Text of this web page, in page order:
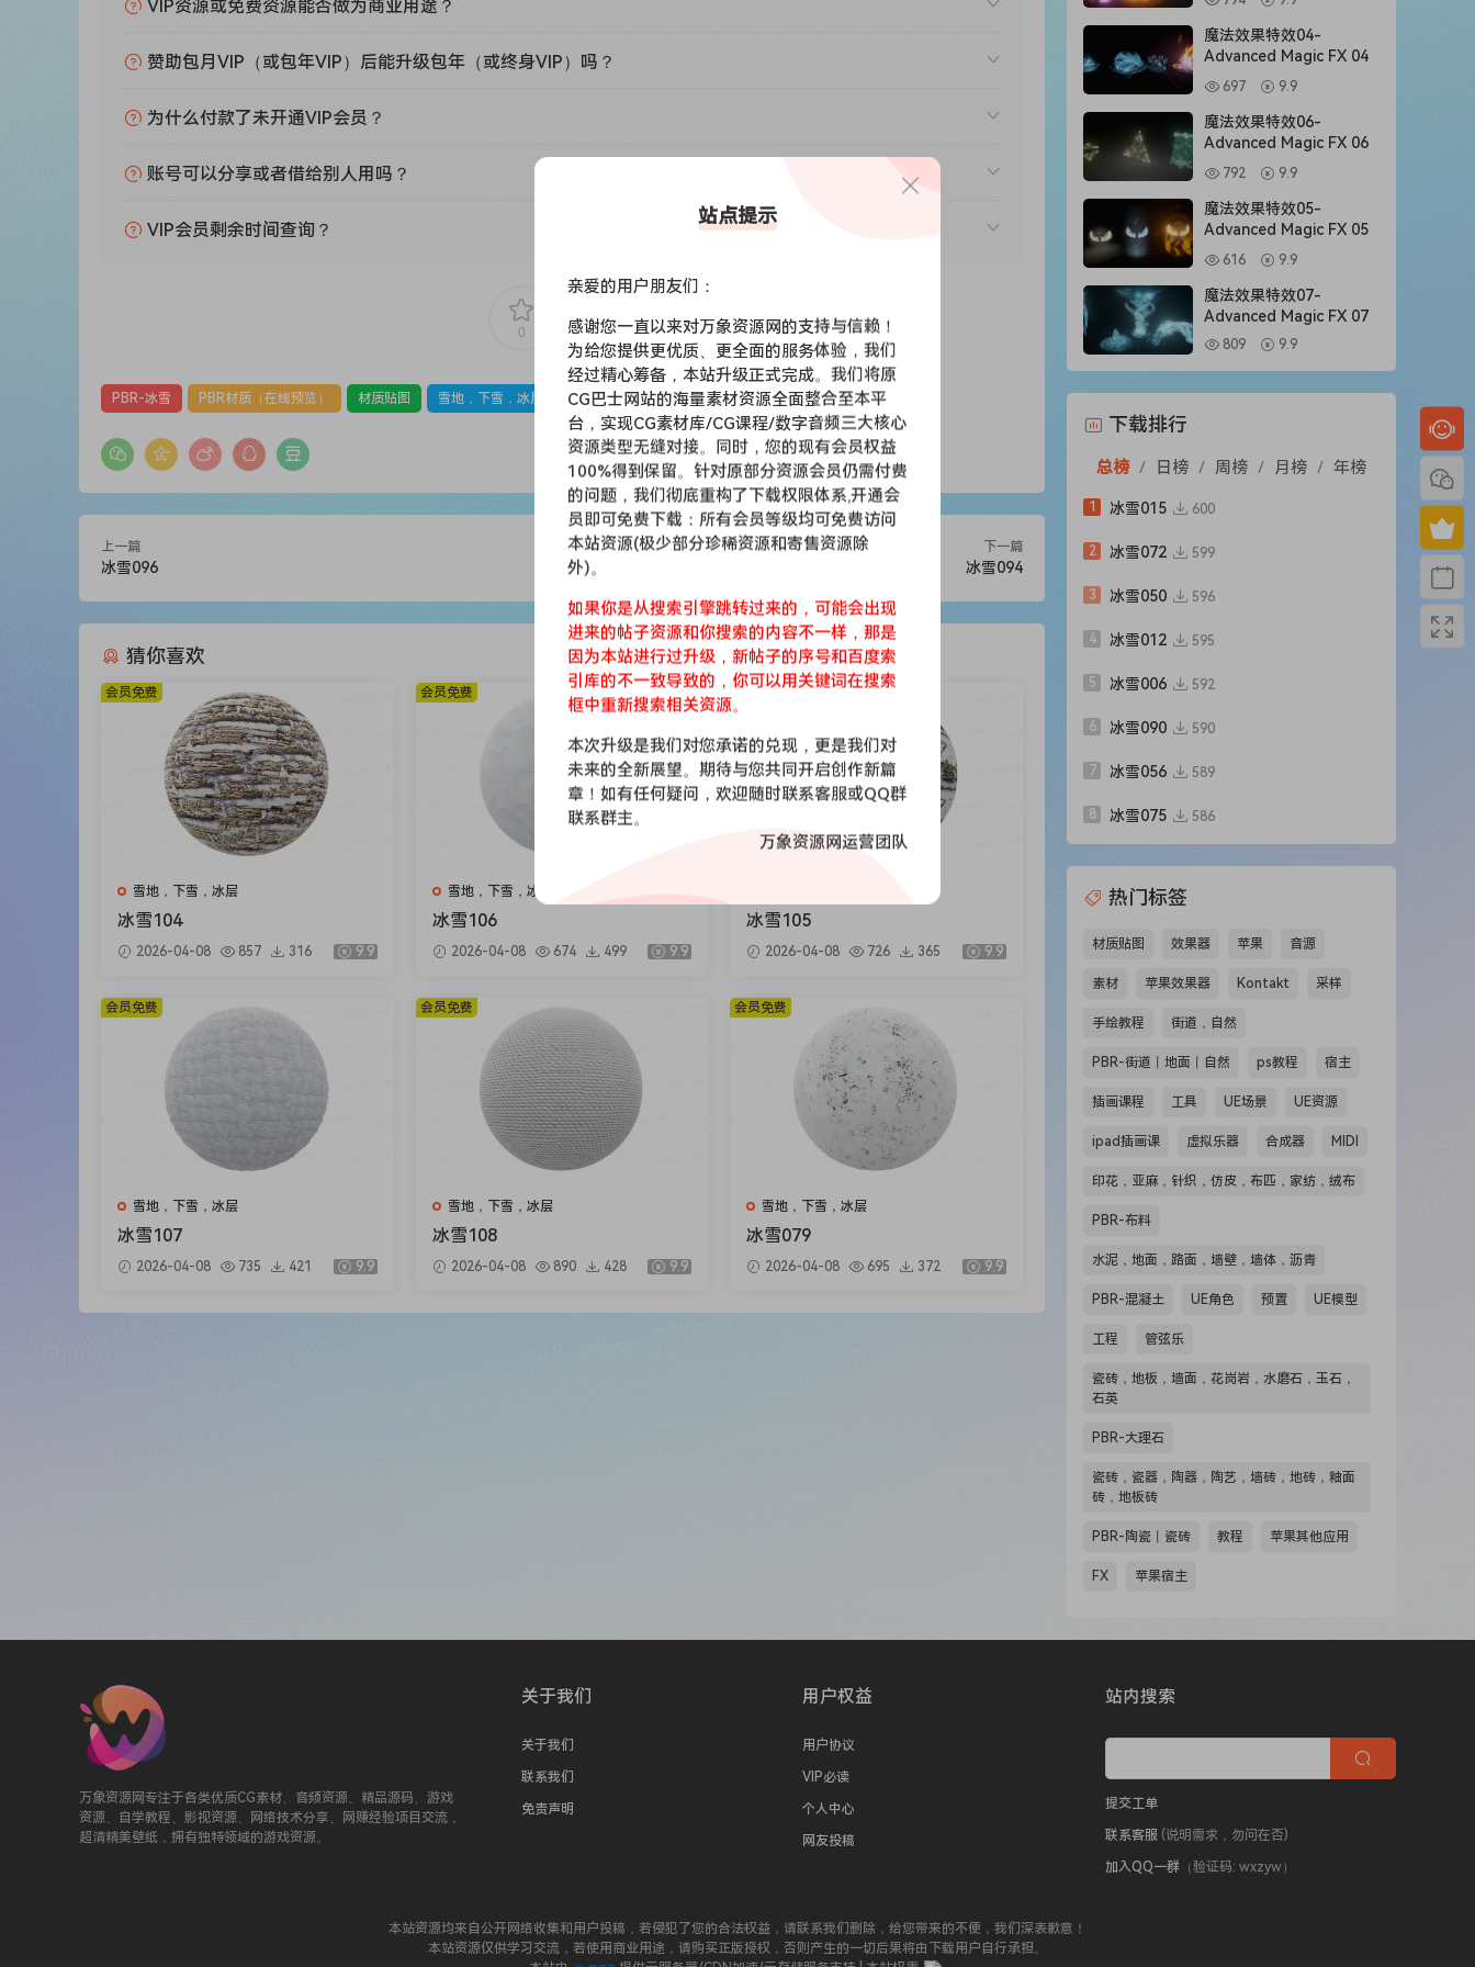
VIP资源或免费资源能否做为商业用途？
赞助包月VIP（或包年VIP）后能升级包年（或终身VIP）吗？
为什么付款了未开通VIP会员？
账号可以分享或者借给别人用吗？
VIP会员剩余时间查询？
0 0
PBR-冰雪 PBR材质（在线预览） 材质贴图 雪地，下雪，冰层
上一篇
冰雪096
下一篇
冰雪094
猜你喜欢
雪地，下雪，冰层
冰雪104
2026-04-08 857 316 9.9
会员免费
雪地，下雪，冰层
冰雪106
2026-04-08 674 499 9.9
会员免费
冰雪105
2026-04-08 726 365 9.9
会员免费
雪地，下雪，冰层
冰雪107
2026-04-08 735 421 9.9
会员免费
雪地，下雪，冰层
冰雪108
2026-04-08 890 428 9.9
会员免费
雪地，下雪，冰层
冰雪079
2026-04-08 695 372 9.9
会员免费
魔法效果特效04-
Advanced Magic FX 04
697 9.9
魔法效果特效06-
Advanced Magic FX 06
792 9.9
魔法效果特效05-
Advanced Magic FX 05
616 9.9
魔法效果特效07-
Advanced Magic FX 07
809 9.9
下载排行
总榜 / 日榜 / 周榜 / 月榜 / 年榜
1 冰雪015 600
2 冰雪072 599
3 冰雪050 596
4 冰雪012 595
5 冰雪006 592
6 冰雪090 590
7 冰雪056 589
8 冰雪075 586
热门标签
材质贴图 效果器 苹果 音源
素材 苹果效果器 Kontakt 采样
手绘教程 街道，自然
PBR-街道丨地面丨自然 ps教程 宿主
插画课程 工具 UE场景 UE资源
ipad插画课 虚拟乐器 合成器 MIDI
印花，亚麻，针织，仿皮，布匹，家纺，绒布
PBR-布料
水泥，地面，路面，墙壁，墙体，沥青
PBR-混凝土 UE角色 预置 UE模型
工程 管弦乐
瓷砖，地板，墙面，花岗岩，水磨石，玉石，
石英
PBR-大理石
瓷砖，瓷器，陶器，陶艺，墙砖，地砖，釉面
砖，地板砖
PBR-陶瓷丨瓷砖 教程 苹果其他应用
FX 苹果宿主
万象资源网专注于各类优质CG素材、音频资源、精品源码、游戏
资源、自学教程、影视资源、网络技术分享、网赚经验项目交流，
超清精美壁纸，拥有独特领域的游戏资源。
关于我们
关于我们
联系我们
免责声明
用户权益
用户协议
VIP必读
个人中心
网友投稿
站内搜索
提交工单
联系客服 (说明需求，勿问在否)
加入QQ一群（验证码: wxzyw）
本站资源均来自公开网络收集和用户投稿，若侵犯了您的合法权益，请联系我们删除，给您带来的不便，我们深表歉意！
本站资源仅供学习交流，若使用商业用途，请购买正版授权，否则产生的一切后果将由下载用户自行承担。
站点提示
亲爱的用户朋友们：
感谢您一直以来对万象资源网的支持与信赖！
为给您提供更优质、更全面的服务体验，我们
经过精心筹备，本站升级正式完成。我们将原
CG巴士网站的海量素材资源全面整合至本平
台，实现CG素材库/CG课程/数字音频三大核心
资源类型无缝对接。同时，您的现有会员权益
100%得到保留。针对原部分资源会员仍需付费
的问题，我们彻底重构了下载权限体系,开通会
员即可免费下载：所有会员等级均可免费访问
本站资源(极少部分珍稀资源和寄售资源除
外)。
如果你是从搜索引擎跳转过来的，可能会出现
进来的帖子资源和你搜索的内容不一样，那是
因为本站进行过升级，新帖子的序号和百度索
引库的不一致导致的，你可以用关键词在搜索
框中重新搜索相关资源。
本次升级是我们对您承诺的兑现，更是我们对
未来的全新展望。期待与您共同开启创作新篇
章！如有任何疑问，欢迎随时联系客服或QQ群
联系群主。
万象资源网运营团队